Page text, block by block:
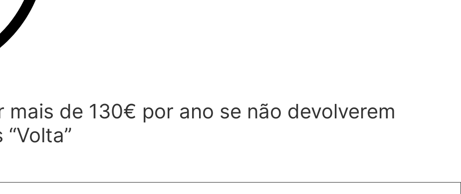
mais de 130€ por ano se não devolverem